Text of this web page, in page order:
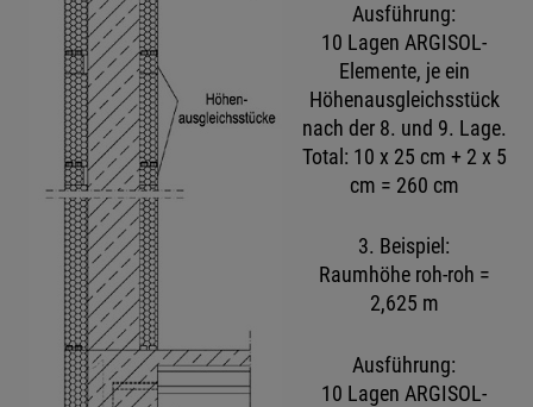
Ausführung:
10 Lagen ARGISOL-
Elemente, je ein
Höhenausgleichsstück
nach der 8. und 9. Lage.
Total: 10 x 25 cm + 2 x 5
cm = 260 cm
3. Beispiel:
Raumhöhe roh-roh =
2,625 m
Ausführung:
10 Lagen ARGISOL-